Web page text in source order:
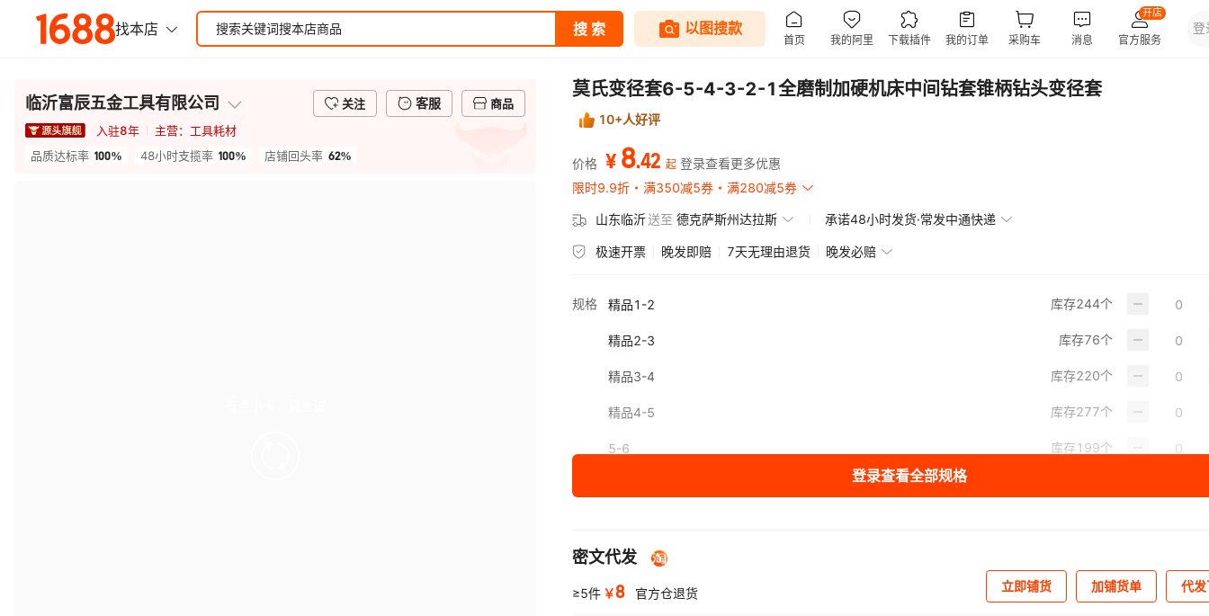
临沂富辰五金工具有限公司 关注 客服
商品
入驻8年 主营： 工具耗材
品质达标率 100% 48小时支揽率 100% 店铺回头率 62%
莫氏变径套6-5-4-3-2-1全磨制加硬机床中间钻套锥柄钻头变径套
10+人好评
价格 ¥ 8.42 起 登录查看更多优惠
限时9.9折
满350减5券 满280减5券
山东临沂送至 德克萨斯州达拉斯 承诺48小时发货·常发中通快递
极速开票 晚发即赔 7天无理由退货 晚发必赔
规格 精品1-2 库存244个
精品2-3 库存76个
精品3-4 库存220个
精品4-5 库存277个
5-6 库存199个
登录查看全部规格
密文代发
≥5件 ￥8 官方仓退货 立即铺货 加铺货单 代